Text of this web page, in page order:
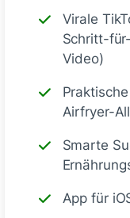
Virale
Schritt-
Video)
Airfryer-
Smarte
App für